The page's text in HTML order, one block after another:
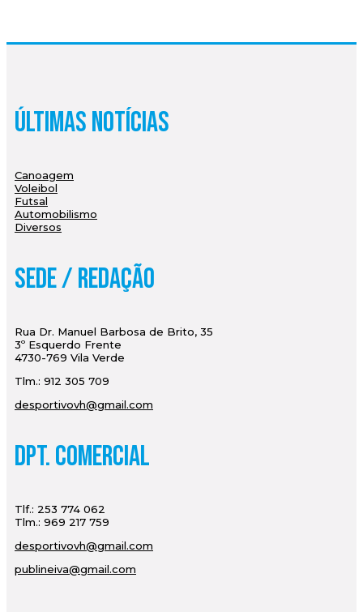
Últimas Notícias
Canoagem
Voleibol
Futsal
Automobilismo
Diversos
Sede / Redação
Rua Dr. Manuel Barbosa de Brito, 35
3º Esquerdo Frente
4730-769 Vila Verde
Tlm.: 912 305 709
desportivovh@gmail.com
Dpt. Comercial
Tlf.: 253 774 062
Tlm.: 969 217 759
desportivovh@gmail.com
publineiva@gmail.com